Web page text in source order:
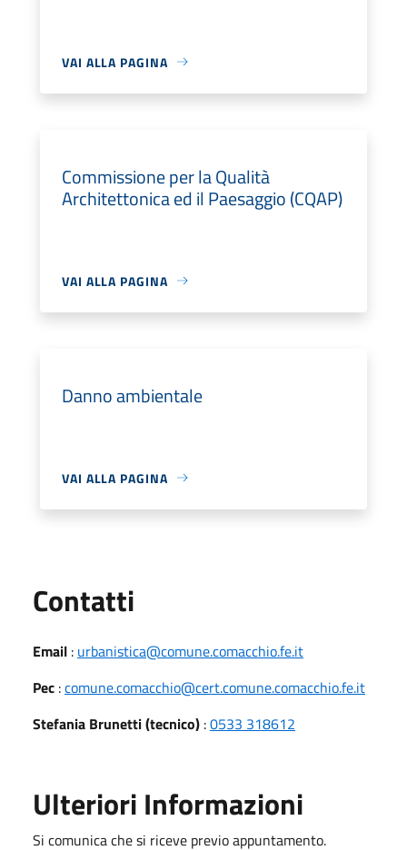
VAI ALLA PAGINA
Commissione per la Qualità
Architettonica ed il Paesaggio (CQAP)
VAI ALLA PAGINA
Danno ambientale
VAI ALLA PAGINA
Contatti
Email : urbanistica@comune.comacchio.fe.it
Pec :comune.comacchio@cert.comune.comacchio.fe.it
Stefania Brunetti (tecnico) :0533 318612
Ulteriori Informazioni
Si comunica che si riceve previo appuntamento.